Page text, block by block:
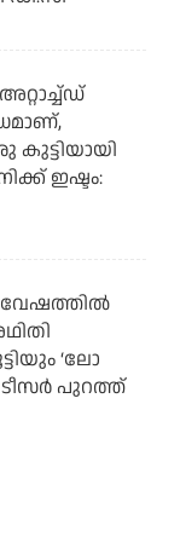
കുട്ടിയായി
ഇഷ്ടം:
‘ലോ
പുറത്ത്